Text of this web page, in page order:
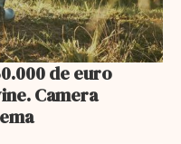
de euro
Camera